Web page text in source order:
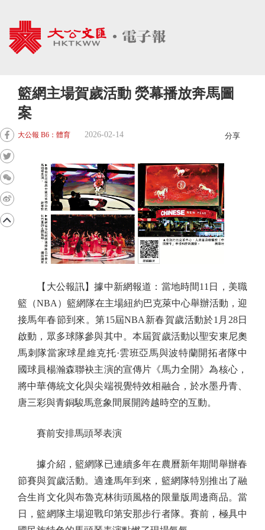
籃網主場賀歲活動 熒幕播放奔馬圖
案
大公報 B6：體育 2026-02-14 分享
【大公報訊】據中新網報道：當地時間11日，美職
籃（NBA）籃網隊在主場紐約巴克萊中心舉辦活動，迎
接馬年春節到來。第15屆NBA新春賀歲活動於1月28日
啟動，眾多球隊參與其中。本屆賀歲活動以聖安東尼奧
馬刺隊當家球星維克托·雲班亞馬與波特蘭開拓者隊中
國球員楊瀚森聯袂主演的宣傳片《馬力全開》為核心，
將中華傳統文化與尖端視覺特效相融合，於水墨丹青、
唐三彩與青銅駿馬意象間展開跨越時空的互動。
賽前安排馬頭琴表演
據介紹，籃網隊已連續多年在農曆新年期間舉辦春
節賽與賀歲活動。適逢馬年到來，籃網隊特別推出了融
合生肖文化與布魯克林街頭風格的限量版周邊商品。當
日，籃網隊主場迎戰印第安那步行者隊。賽前，極具中